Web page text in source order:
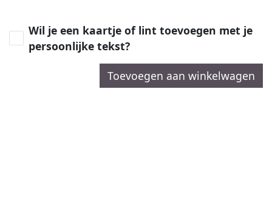
Wil je een kaartje of lint toevoegen met je
persoonlijke tekst?
Toevoegen aan winkelwagen